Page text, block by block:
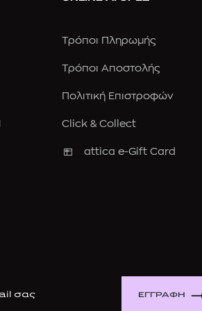
Τρόποι Πληρωμής
Τρόποι Αποστολής
Πολιτική Επιστροφών
Click & Collect
attica e-Gift Card
ΕΓΓΡΑΦΗ